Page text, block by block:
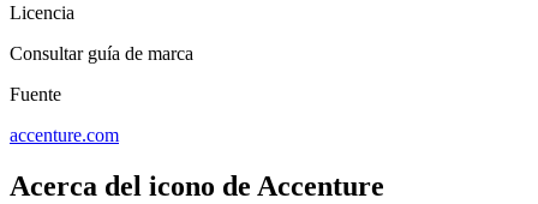
Licencia
Consultar guía de marca
Fuente
accenture.com
Acerca del icono de Accenture